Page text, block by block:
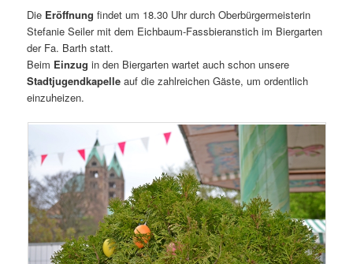
Die Eröffnungfindet um 18.30 Uhr durch Oberbürgermeisterin
Stefanie Seiler mit dem Eichbaum-Fassbieranstich im Biergarten
der Fa. Barth statt.
Beim Einzugin den Biergarten wartet auch schon unsere
Stadtjugendkapelleauf die zahlreichen Gäste, um ordentlich
einzuheizen.